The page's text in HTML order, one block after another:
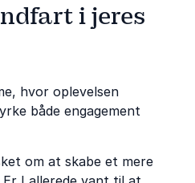
i jeres
hvor oplevelsen
både engagement
om at skabe et mere